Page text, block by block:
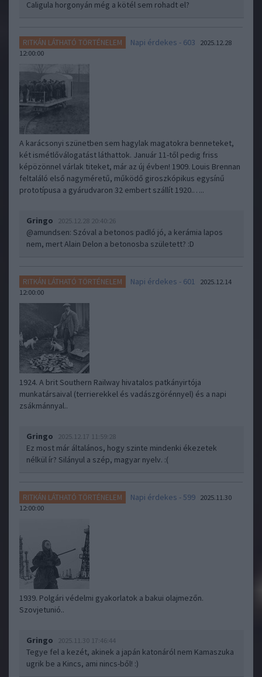
Caligula horgonyán még a kötél sem rohadt el?
RITKÁN LÁTHATÓ TÖRTÉNELEM Napi érdekes - 603
2025.12.28
12:00:00
A karácsonyi szünetben sem hagylak magatokra benneteket,
két ismétlőválogatást láthattok. Január 11-től pedig friss
képözönnel várlak titeket, már az új évben! 1909. Louis Brennan
feltaláló első nagyméretű, működő giroszkópikus egysínű
prototípusa a gyárudvaron 32 embert szállít 1920.…..
Gringo 2025.12.28 20:40:26
@amundsen: Szóval a betonos padló jó, a kerámia lapos
nem, mert Alain Delon a betonosba született? :D
RITKÁN LÁTHATÓ TÖRTÉNELEM Napi érdekes - 601
2025.12.14
12:00:00
1924. A brit Southern Railway hivatalos patkányirtója
munkatársaival (terrierekkel és vadászgörénnyel) és a napi
zsákmánnyal..
Gringo 2025.12.17 11:59:28
Ez most már általános, hogy szinte mindenki ékezetek
nélkül ír? Silányul a szép, magyar nyelv. :(
RITKÁN LÁTHATÓ TÖRTÉNELEM Napi érdekes - 599 2025.11.30
12:00:00
1939. Polgári védelmi gyakorlatok a bakui olajmezőn.
Szovjetunió..
Gringo 2025.11.30 17:46:44
Tegye fel a kezét, akinek a japán katonáról nem Kamaszuka
ugrik be a Kincs, ami nincs-ből! :)